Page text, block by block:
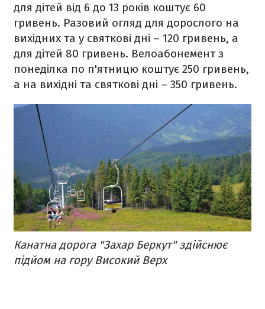
для дітей від 6 до 13 років коштує 60
гривень. Разовий огляд для дорослого на
вихідних та у святкові дні – 120 гривень, а
для дітей 80 гривень. Велоабонемент з
понеділка по п'ятницю коштує 250 гривень,
а на вихідні та святкові дні – 350 гривень.
Канатна дорога "Захар Беркут" здійснює
підйом на гору Високий Верх